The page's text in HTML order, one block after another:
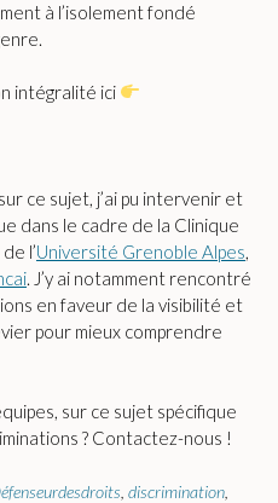
à l’isolement fondé
intégralité ici
ce sujet, j’ai pu intervenir et
dans le cadre de la Clinique
l’Université Grenoble Alpes,
. J’y ai notamment rencontré
en faveur de la visibilité et
pour mieux comprendre
sur ce sujet spécifique
? Contactez-nous !
discrimination